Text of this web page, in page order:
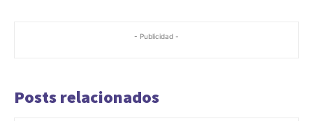
- Publicidad -
Posts relacionados